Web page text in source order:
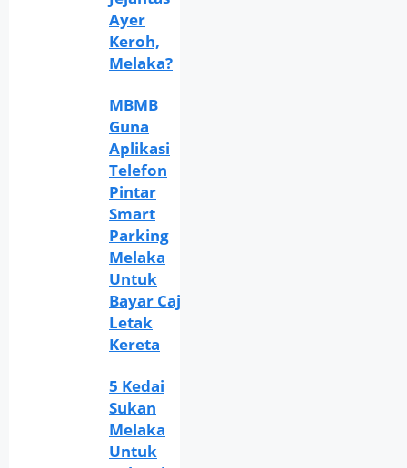
Ayer
Keroh,
Melaka?
MBMB
Guna
Aplikasi
Telefon
Pintar
Smart
Parking
Melaka
Untuk
Bayar Caj
Letak
Kereta
5 Kedai
Sukan
Melaka
Untuk